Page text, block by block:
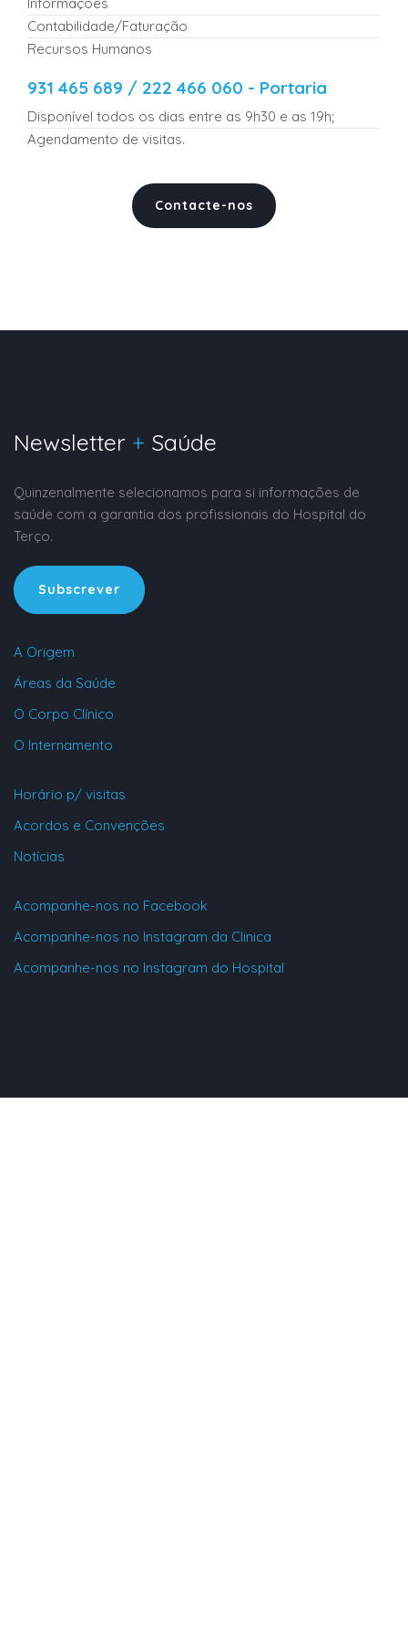
Informações
Contabilidade/Faturação
Recursos Humanos
931 465 689 / 222 466 060 - Portaria
Disponível todos os dias entre as 9h30 e as 19h;
Agendamento de visitas.
Contacte-nos
Newsletter + Saúde
Quinzenalmente selecionamos para si informações de
saúde com a garantia dos profissionais do Hospital do
Terço.
Subscrever
A Origem
Áreas da Saúde
O Corpo Clínico
O Internamento
Horário p/ visitas
Acordos e Convenções
Notícias
Acompanhe-nos no Facebook
Acompanhe-nos no Instagram da Clinica
Acompanhe-nos no Instagram do Hospital